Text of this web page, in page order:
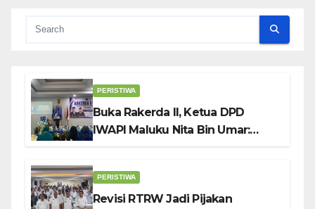
PERISTIWA
Buka Rakerda II, Ketua DPD
IWAPI Maluku Nita Bin Umar:
PERISTIWA
Revisi RTRW Jadi Pijakan